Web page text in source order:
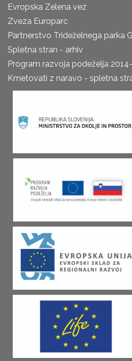
Evropska Zelena vez
Zveza Europarc
Partnerstvo Trideželnega parka
Spletna stran - arhiv
Program razvoja podeželja
Kmetovati z naravo - spletna